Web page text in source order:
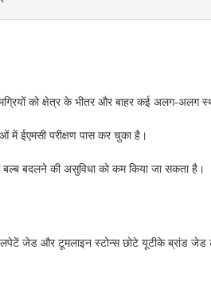
को क्षेत्र के भीतर और बाहर कई अलग-अलग
में ईएमसी परीक्षण पास कर चुका है।
बदलने की असुविधा को कम किया जा सकता है।